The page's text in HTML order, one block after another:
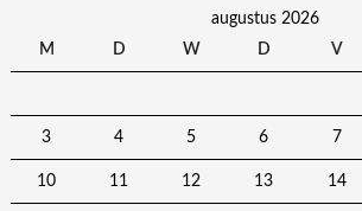
augustus 2026
M
D W D V
3 4 5 6 7
10 11 12 13 14